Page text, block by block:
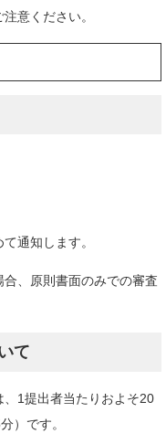
意ください。
通知します。
合、原則書面のみでの審査
て
1提出者当たりおよそ20
）です。